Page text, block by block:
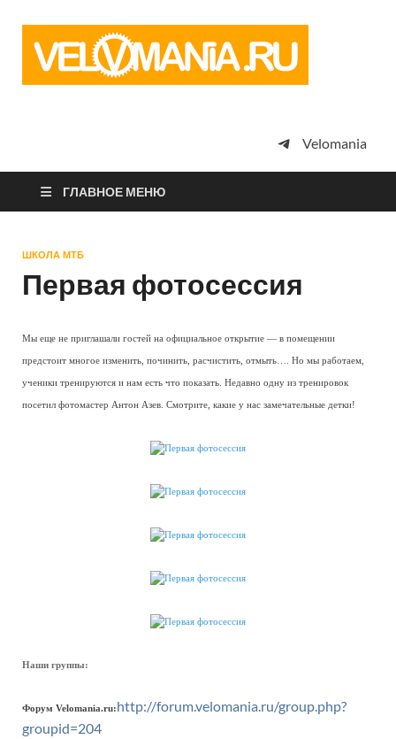
просто
Velomania
ГЛАВНОЕ МЕНЮ
ШКОЛА МТБ
Первая фотосессия
Мы еще не приглашали гостей на официальное открытие — в помещении
предстоит многое изменить, починить, расчистить, отмыть…. Но мы работаем,
ученики тренируются и нам есть что показать. Недавно одну из тренировок
посетил фотомастер Антон Азев. Смотрите, какие у нас замечательные детки!
Наши группы:
Форум Velomania.ru:http://forum.velomania.ru/group.php?
groupid=204